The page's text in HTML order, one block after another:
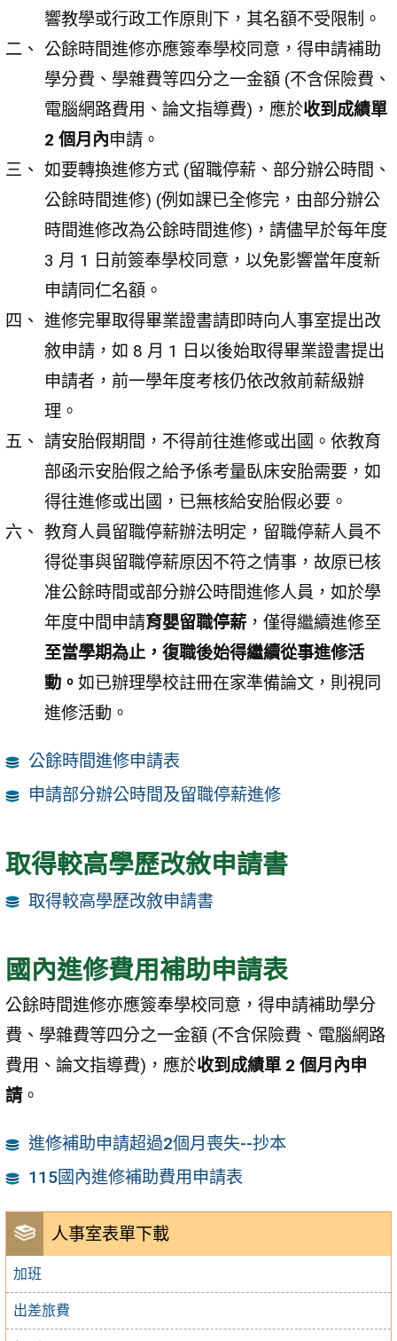
人事室表單下載
加班
出差旅費
響教學或行政工作原則下，其名額不受限制。
公餘時間進修亦應簽奉學校同意，得申請補助
學分費、學雜費等四分之一金額 (不含保險費、
電腦網路費用、論文指導費)，應於收到成績單
2 個月內申請。
如要轉換進修方式 (留職停薪、部分辦公時間、
公餘時間進修) (例如課已全修完，由部分辦公
時間進修改為公餘時間進修)，請儘早於每年度
3 月 1 日前簽奉學校同意，以免影響當年度新
申請同仁名額。
進修完畢取得畢業證書請即時向人事室提出改
敘申請，如 8 月 1 日以後始取得畢業證書提出
申請者，前一學年度考核仍依改敘前薪級辦
理。
請安胎假期間，不得前往進修或出國。依教育
部函示安胎假之給予係考量臥床安胎需要，如
得往進修或出國，已無核給安胎假必要。
教育人員留職停薪辦法明定，留職停薪人員不
得從事與留職停薪原因不符之情事，故原已核
准公餘時間或部分辦公時間進修人員，如於學
年度中間申請育嬰留職停薪 ，僅得繼續進修至
至當學期為止，復職後始得繼續從事進修活
動。如已辦理學校註冊在家準備論文，則視同
進修活動。
公餘時間進修申請表
申請部分辦公時間及留職停薪進修
取得較高學歷改敘申請書
取得較高學歷改敘申請書
國內進修費用補助申請表
公餘時間進修亦應簽奉學校同意，得申請補助學分
費、學雜費等四分之一金額 (不含保險費、電腦網路
費用、論文指導費)，應於收到成績單 2 個月內申
請。
進修補助申請超過2個月喪失--抄本
115國內進修補助費用申請表